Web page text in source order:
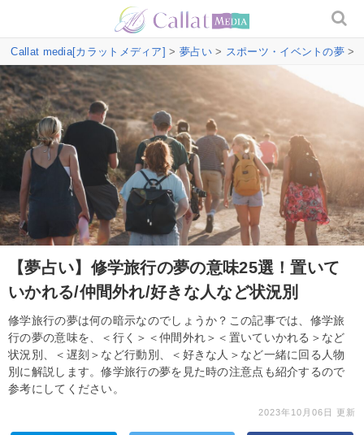
Callat media[カラットメディア] > 夢占い> スポーツ・イベントの夢 >
【夢占い】修学旅行の夢の意味25選！置いて
いかれる/仲間外れ/好きな人など状況別
修学旅行の夢は何の暗示なのでしょうか？この記事では、修学旅
行の夢の意味を、＜行く＞＜仲間外れ＞＜置いていかれる＞など
状況別、＜遅刻＞など行動別、＜好きな人＞など一緒に回る人物
別に解説します。修学旅行の夢を見た時の注意点も紹介するので
参考にしてください。
2023年10月06日 更新